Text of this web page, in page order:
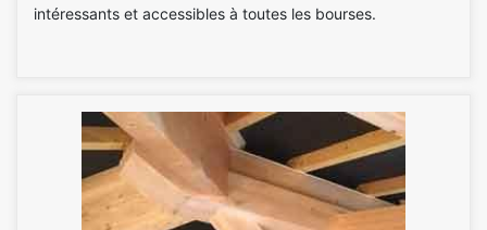
intéressants et accessibles à toutes les bourses.